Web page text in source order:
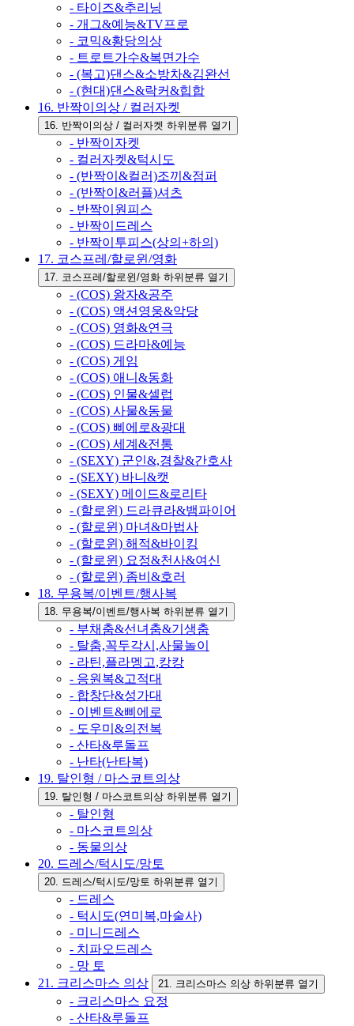
- 타이즈&추리닝
- 개그&예능&TV프로
- 코믹&황당의상
- 트로트가수&복면가수
- (복고)댄스&소방차&김완선
- (현대)댄스&락커&힙합
16. 반짝이의상 / 컬러자켓
16. 반짝이의상 / 컬러자켓 하위분류 열기
- 반짝이자켓
- 컬러자켓&턱시도
- (반짝이&컬러)조끼&점퍼
- (반짝이&러플)셔츠
- 반짝이원피스
- 반짝이드레스
- 반짝이투피스(상의+하의)
17. 코스프레/할로윈/영화
17. 코스프레/할로윈/영화 하위분류 열기
- (COS) 왕자&공주
- (COS) 액션영웅&악당
- (COS) 영화&연극
- (COS) 드라마&예능
- (COS) 게임
- (COS) 애니&동화
- (COS) 인물&셀럽
- (COS) 사물&동물
- (COS) 삐에로&광대
- (COS) 세계&전통
- (SEXY) 군인&,경찰&간호사
- (SEXY) 바니&캣
- (SEXY) 메이드&로리타
- (할로윈) 드라큐라&뱀파이어
- (할로윈) 마녀&마법사
- (할로윈) 해적&바이킹
- (할로윈) 요정&천사&여신
- (할로윈) 좀비&호러
18. 무용복/이벤트/행사복
18. 무용복/이벤트/행사복 하위분류 열기
- 부채춤&선녀춤&기생춤
- 탈춤,꼭두각시,사물놀이
- 라틴,플라멩고,캉캉
- 응원복&고적대
- 합창단&성가대
- 이벤트&삐에로
- 도우미&의전복
- 산타&루돌프
- 난타(난타복)
19. 탈인형 / 마스코트의상
19. 탈인형 / 마스코트의상 하위분류 열기
- 탈인형
- 마스코트의상
- 동물의상
20. 드레스/턱시도/망토
20. 드레스/턱시도/망토 하위분류 열기
- 드레스
- 턱시도(연미복,마술사)
- 미니드레스
- 치파오드레스
- 망 토
21. 크리스마스 의상
21. 크리스마스 의상 하위분류 열기
- 크리스마스 요정
- 산타&루돌프